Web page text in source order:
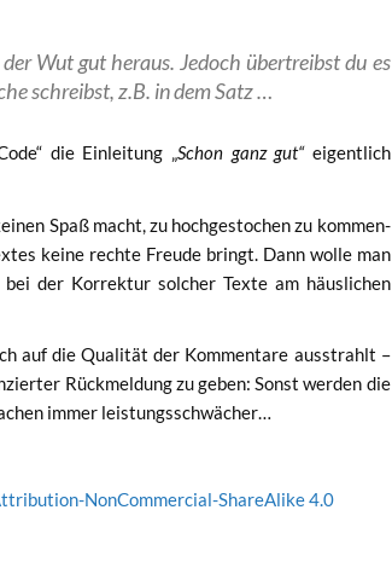
Wut gut her­aus. Jedoch über­treibst du es
schreibst, z.B. in dem Satz …
die Ein­lei­tung „Schon ganz gut“eigent­lich
Spaß macht, zu hoch­ge­sto­chen zu kom­men­
kei­ne rech­te Freu­de bringt. Dann wol­le man
der Kor­rek­tur sol­cher Tex­te am häus­li­chen
auf die Qua­li­tät der Kom­men­ta­re aus­strahlt –
Rück­mel­dung zu geben: Sonst wer­den die
immer leistungsschwächer…
Non­Com­mer­cial-ShareA­li­ke 4.0